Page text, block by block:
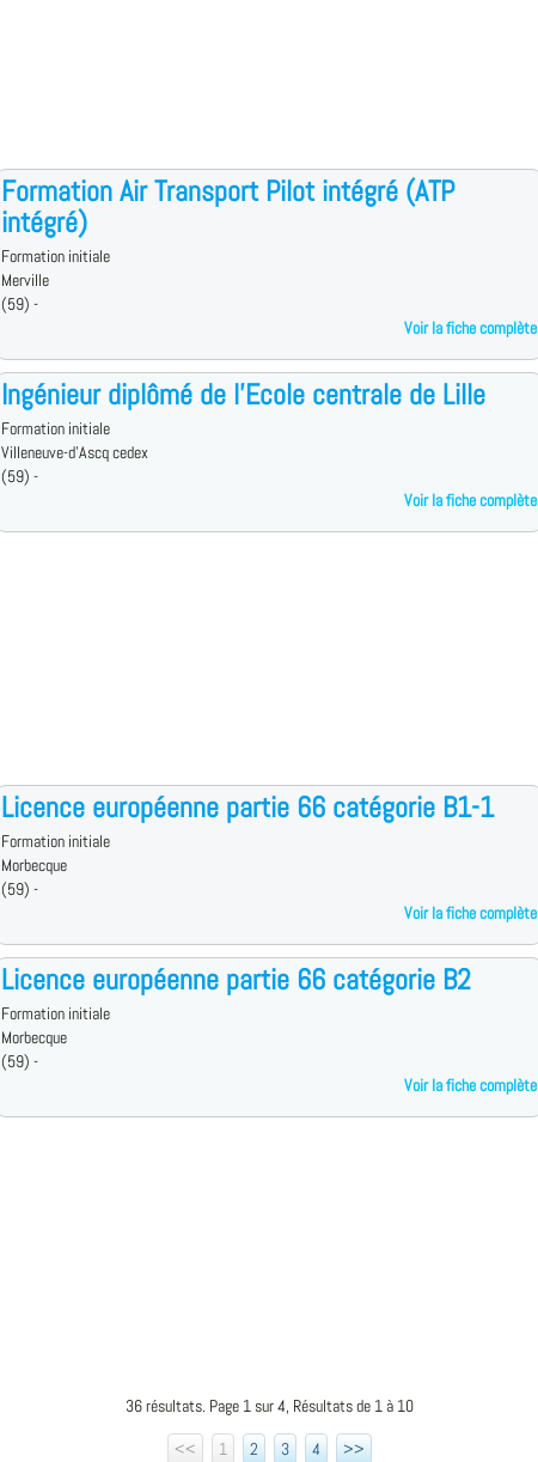
Formation Air Transport Pilot intégré (ATP
intégré)
Formation initiale
Merville
(59) -
Voir la fiche complète
Ingénieur diplômé de l'Ecole centrale de Lille
Formation initiale
Villeneuve-d'Ascq cedex
(59) -
Voir la fiche complète
Licence européenne partie 66 catégorie B1-1
Formation initiale
Morbecque
(59) -
Voir la fiche complète
Licence européenne partie 66 catégorie B2
Formation initiale
Morbecque
(59) -
Voir la fiche complète
36 résultats. Page 1 sur 4, Résultats de 1 à 10
<<
1 2 3 4 >>